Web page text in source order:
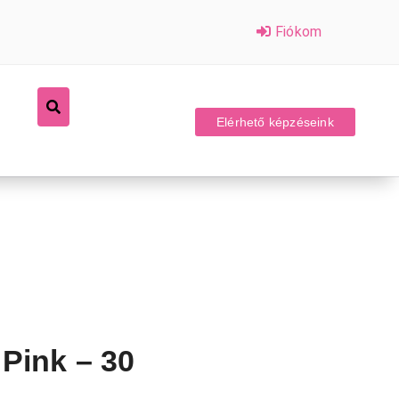
Fiókom
Elérhető képzéseink
– 30